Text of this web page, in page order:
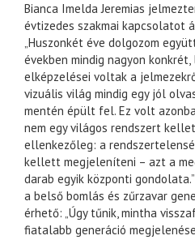
Bianca Imelda Jeremias
évtizedes szakmai kapcsolatot
„Huszonkét éve dolgozom
években mindig nagyon
elképzelései voltak a
vizuális világ mindig egy jól
mentén épült fel. Ez volt
nem egy világos rendszert
ellenkezőleg: a
kellett megjeleníteni – azt a
darab egyik központi
a belső bomlás és zűrzavar
érhető: „Úgy tűnik, mintha
fiatalabb generáció